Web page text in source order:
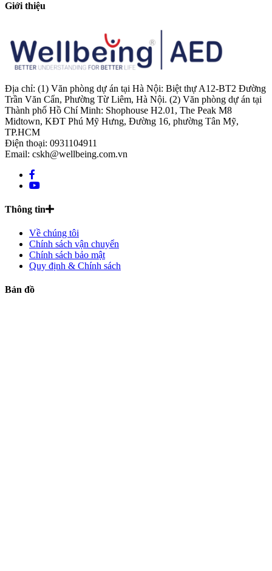
Giới thiệu
Địa chỉ: (1) Văn phòng dự án tại Hà Nội: Biệt thự A12-BT2 Đường
Trần Văn Cẩn, Phường Từ Liêm, Hà Nội. (2) Văn phòng dự án tại
Thành phố Hồ Chí Minh: Shophouse H2.01, The Peak M8
Midtown, KĐT Phú Mỹ Hưng, Đường 16, phường Tân Mỹ,
TP.HCM
Điện thoại: 0931104911
Email: cskh@wellbeing.com.vn
Thông tin
Về chúng tôi
Chính sách vận chuyển
Chính sách bảo mật
Quy định & Chính sách
Bản đồ